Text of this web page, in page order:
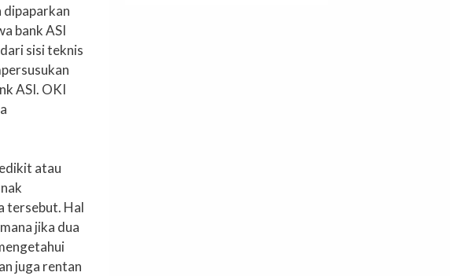
dipaparkan
bank ASI
sisi teknis
ASI. OKI
atau
tersebut. Hal
jika dua
juga rentan